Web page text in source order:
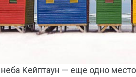
Кейптаун — еще одно